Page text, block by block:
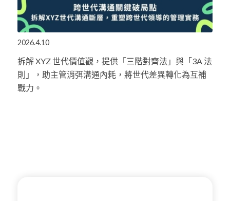
2026.4.10
拆解 XYZ 世代價值觀，提供「三階對齊法」與「3A 法
則」，助主管消弭溝通內耗，將世代差異轉化為互補
戰力。